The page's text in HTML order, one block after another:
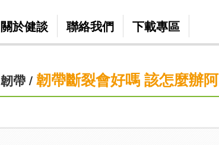
關於健談 聯絡我們 下載專區
韌帶/ 韌帶斷裂會好嗎 該怎麼辦阿